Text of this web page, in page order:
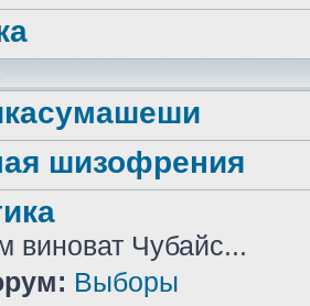
шизофрения
виноват Чубайс...
Выборы